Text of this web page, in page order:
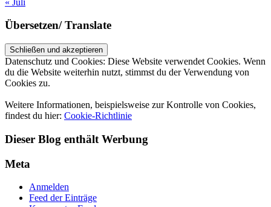
Übersetzen/ Translate
Datenschutz und Cookies: Diese Website verwendet Cookies. Wenn
du die Website weiterhin nutzt, stimmst du der Verwendung von
Cookies zu.
Weitere Informationen, beispielsweise zur Kontrolle von Cookies,
findest du hier: Cookie-Richtlinie
Dieser Blog enthält Werbung
Meta
Anmelden
Feed der Einträge